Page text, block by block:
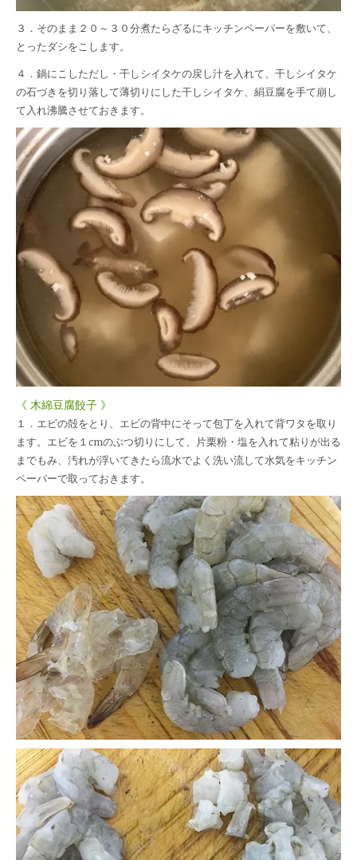
３．そのまま２０～３０分煮たらざるにキッチンペーパーを敷いて、
とったダシをこします。
４．鍋にこしただし・干しシイタケの戻し汁を入れて、干しシイタケ
の石づきを切り落して薄切りにした干しシイタケ、絹豆腐を手て崩し
て入れ沸騰させておきます。
《 木綿豆腐餃子 》
１．エビの殻をとり、エビの背中にそって包丁を入れて背ワタを取り
ます。エビを１cmのぶつ切りにして、片栗粉・塩を入れて粘りが出る
までもみ、汚れが浮いてきたら流水でよく洗い流して水気をキッチン
ペーパーで取っておきます。